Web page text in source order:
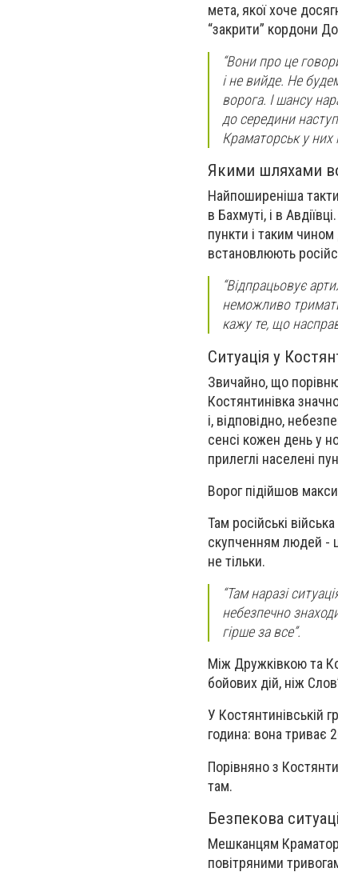
мета, якої хоче
“закрити” кордони
“Вони про це
і не вийде. Не
ворога. І шансу
до середини
Краматорськ у них
Якими шляхами
Найпоширеніша
в Бахмуті, і в
пункти і таким
встановлюють
“Відпрацьовує
неможливо
кажу те, що
Ситуація у
Звичайно, що
Костянтинівка
і, відповідно,
сенсі кожен день у
прилеглі населені
Ворог підійшов
Там російські
скупченням людей -
не тільки.
“Там наразі
небезпечно
гірше за все”.
Між Дружківкою та
бойових дій, ніж
У Костянтинівській
година: вона триває
Порівняно з
там.
Безпекова
Мешканцям
повітряними